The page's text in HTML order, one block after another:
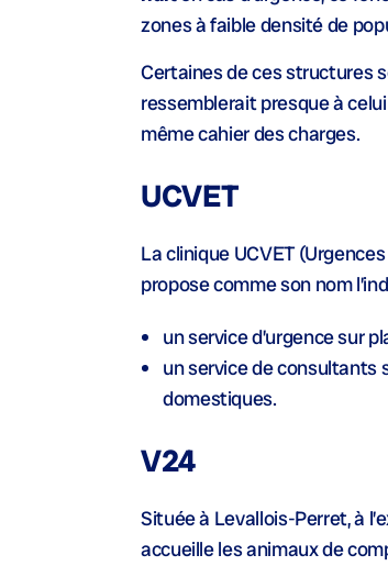
zones à faible densité de
Certaines de ces structures
ressemblerait presque à
même cahier des charges.
UCVET
La clinique UCVET
propose comme son nom
un service d’urgence sur
un service de consultants
domestiques.
V24
Située à Levallois-Perret, à
accueille les animaux de